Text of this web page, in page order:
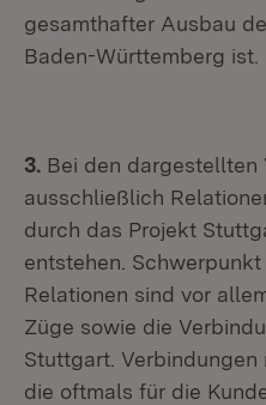
gesamthafter Ausbau
Baden-Württemberg ist.
3. Bei den dargestellten
ausschließlich
durch das Projekt
entstehen.
Relationen sind vor
Züge sowie die
Stuttgart. Verbindungen
die oftmals für die